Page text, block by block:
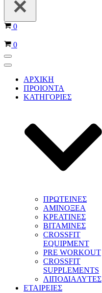
Καλάθι
0
Καλάθι
0
Μενού
πλοήγησης
Μενού
πλοήγησης
ΑΡΧΙΚΗ
ΠΡΟΙΟΝΤΑ
ΚΑΤΗΓΟΡΙΕΣ
ΠΡΩΤΕΙΝΕΣ
ΑΜΙΝΟΞΕΑ
ΚΡΕΑΤΙΝΕΣ
ΒΙΤΑΜΙΝΕΣ
CROSSFIT
EQUIPMENT
PRE WORKOUT
CROSSFIT
SUPPLEMENTS
ΛΙΠΟΔΙΑΛΥΤΕΣ
ΕΤΑΙΡΕΙΕΣ